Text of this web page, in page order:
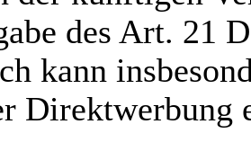
des Art. 21
kann
Direktwerbung